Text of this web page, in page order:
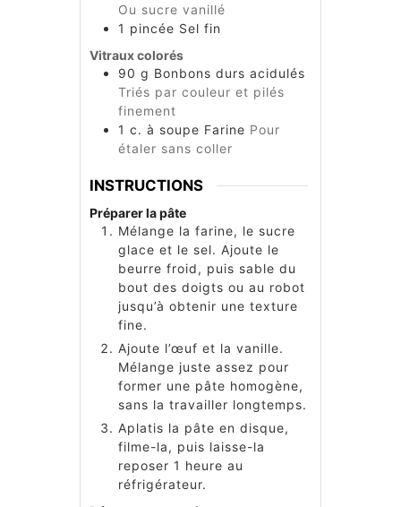
Ou sucre vanillé
1 pincée Sel fin
Vitraux colorés
90 g Bonbons durs acidulés
Triés par couleur et pilés
finement
1 c. à soupe Farine Pour
étaler sans coller
INSTRUCTIONS
Préparer la pâte
Mélange la farine, le sucre
glace et le sel. Ajoute le
beurre froid, puis sable du
bout des doigts ou au robot
jusqu’à obtenir une texture
fine.
Ajoute l’œuf et la vanille.
Mélange juste assez pour
former une pâte homogène,
sans la travailler longtemps.
Aplatis la pâte en disque,
filme-la, puis laisse-la
reposer 1 heure au
réfrigérateur.